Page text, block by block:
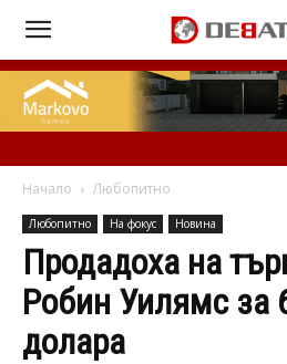
Начало Любопитно
Любопитно На фокус Новина
Продадоха на
Робин Уилямс за
долара